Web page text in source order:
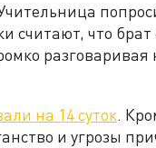
считают, что
на 14 суток.
и угрозы